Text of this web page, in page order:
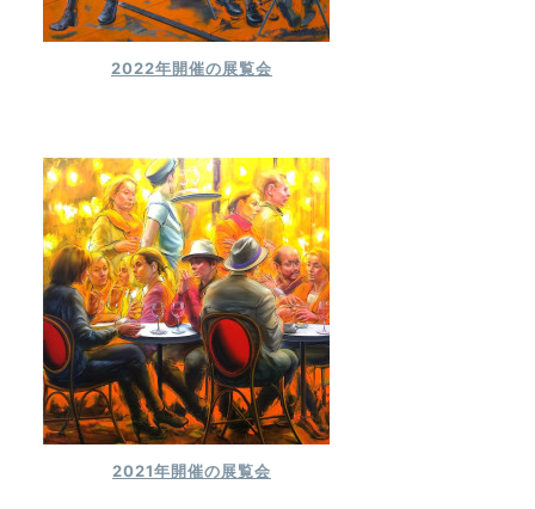
2022年開催の展覧会
2021年開催の展覧会